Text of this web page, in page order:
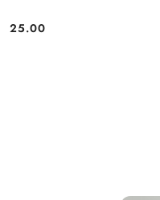
Cena:
25.00